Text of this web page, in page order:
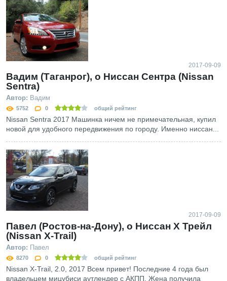
2017-09-09
Вадим (Таганрог), о Ниссан Сентра (Nissan
Sentra)
Автор: Вадим
5752 0 общий рейтинг
Nissan Sentra 2017 Машинка ничем не примечательная, купил
новой для удобного передвижения по городу. Именно ниссан...
2017-09-09
Павел (Ростов-на-Дону), о Ниссан Х Трейл
(Nissan X-Trail)
Автор: Павел
8270 0 общий рейтинг
Nissan X-Trail, 2.0, 2017 Всем привет! Последние 4 года был
владельцем мицубиси аутлендер с АКПП. Жена получила